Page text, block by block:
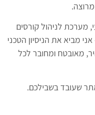
לניהול קורסים
מביא את הניסיון הטכני
מאובטח ומחובר לכל
שעובד בשבילכם.